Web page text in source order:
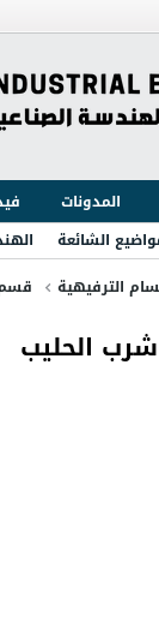
المدونات
الشائعة
الترفيهية قسم
الحليب